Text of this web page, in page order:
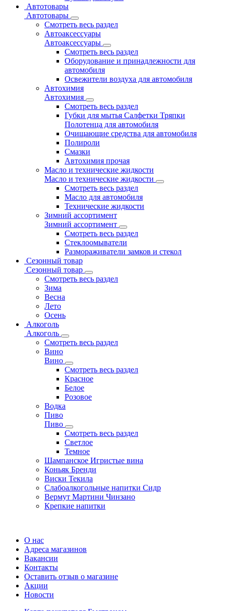
Автотовары
Автотовары
Смотреть весь раздел
Автоаксессуары
Автоаксессуары
Смотреть весь раздел
Оборудование и принадлежности для
автомобиля
Освежители воздуха для автомобиля
Автохимия
Автохимия
Смотреть весь раздел
Губки для мытья Салфетки Тряпки
Полотенца для автомобиля
Очищающие средства для автомобиля
Полироли
Смазки
Автохимия прочая
Масло и технические жидкости
Масло и технические жидкости
Смотреть весь раздел
Масло для автомобиля
Технические жидкости
Зимний ассортимент
Зимний ассортимент
Смотреть весь раздел
Стеклоомыватели
Размораживатели замков и стекол
Сезонный товар
Сезонный товар
Смотреть весь раздел
Зима
Весна
Лето
Осень
Алкоголь
Алкоголь
Смотреть весь раздел
Вино
Вино
Смотреть весь раздел
Красное
Белое
Розовое
Водка
Пиво
Пиво
Смотреть весь раздел
Cветлое
Темное
Шампанское Игристые вина
Коньяк Бренди
Виски Текила
Слабоалкогольные напитки Сидр
Вермут Мартини Чинзано
Крепкие напитки
О нас
Адреса магазинов
Вакансии
Контакты
Оставить отзыв о магазине
Акции
Новости